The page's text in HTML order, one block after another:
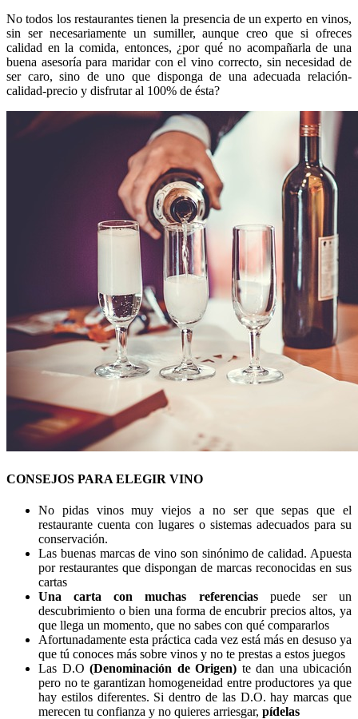
No todos los restaurantes tienen la presencia de un experto en vinos,
sin ser necesariamente un sumiller, aunque creo que si ofreces
calidad en la comida, entonces, ¿por qué no acompañarla de una
buena asesoría para maridar con el vino correcto, sin necesidad de
ser caro, sino de uno que disponga de una adecuada relación-
calidad-precio y disfrutar al 100% de ésta?
CONSEJOS PARA ELEGIR VINO
No pidas vinos muy viejos a no ser que sepas que el
restaurante cuenta con lugares o sistemas adecuados para su
conservación.
Las buenas marcas de vino son sinónimo de calidad. Apuesta
por restaurantes que dispongan de marcas reconocidas en sus
cartas
Una carta con muchas referenciaspuede ser un
descubrimiento o bien una forma de encubrir precios altos, ya
que llega un momento, que no sabes con qué compararlos
Afortunadamente esta práctica cada vez está más en desuso ya
que tú conoces más sobre vinos y no te prestas a estos juegos
Las D.O (Denominación de Origen) te dan una ubicación
pero no te garantizan homogeneidad entre productores ya que
hay estilos diferentes. Si dentro de las D.O. hay marcas que
merecen tu confianza y no quieres arriesgar, pídelas